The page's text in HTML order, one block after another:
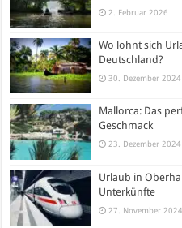
2. Februar 2026
Wo lohnt sich
Deutschland?
30. Dezember 2024
Mallorca: Das
Geschmack
23. Dezember 2024
Urlaub in
Unterkünfte
27. November 2024